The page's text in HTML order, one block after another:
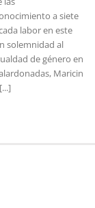
a siete
labor en este
solemnidad al
de género en
Maricin